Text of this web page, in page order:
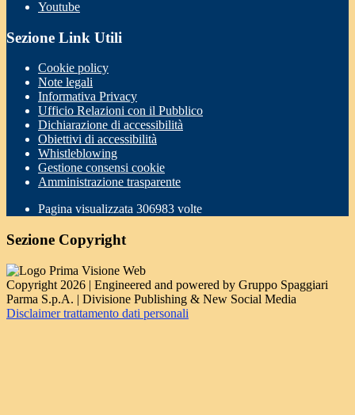
Youtube
Sezione Link Utili
Cookie policy
Note legali
Informativa Privacy
Ufficio Relazioni con il Pubblico
Dichiarazione di accessibilità
Obiettivi di accessibilità
Whistleblowing
Gestione consensi cookie
Amministrazione trasparente
Pagina visualizzata 306983 volte
Sezione Copyright
Copyright 2026 | Engineered and powered by Gruppo Spaggiari
Parma S.p.A. | Divisione Publishing & New Social Media
Disclaimer trattamento dati personali